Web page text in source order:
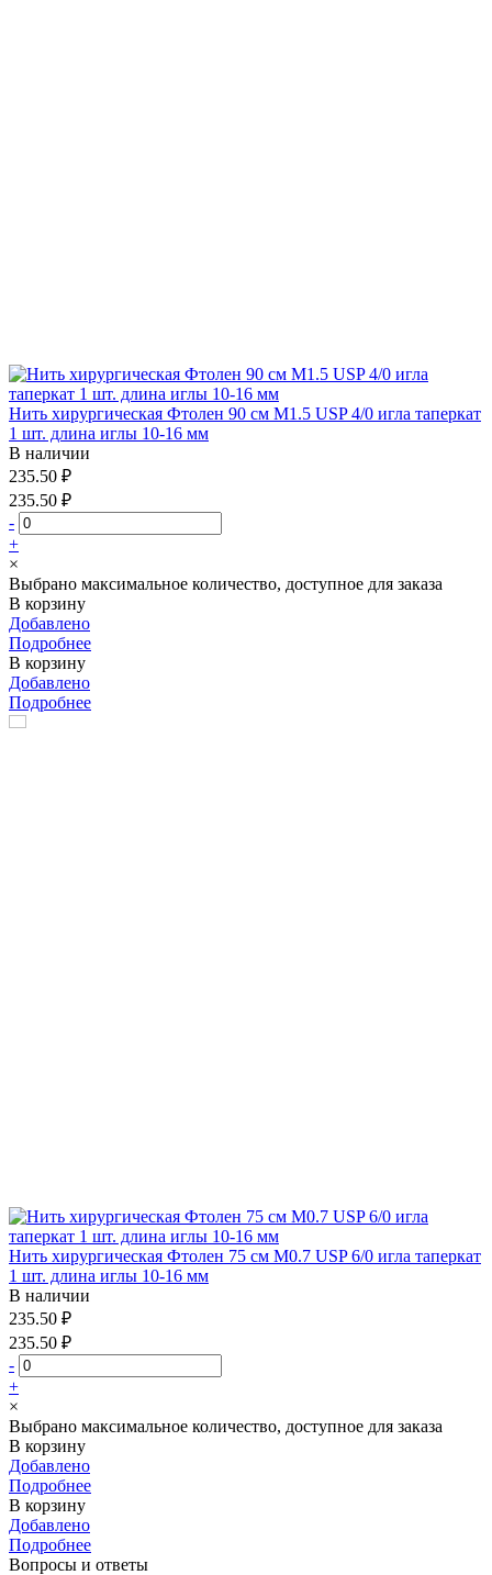
Нить хирургическая Фтолен 90 см М1.5 USP 4/0 игла таперкат
1 шт. длина иглы 10-16 мм
В наличии
235.50 ₽
235.50 ₽
-
+
×
Выбрано максимальное количество, доступное для заказа
В корзину
Добавлено
Подробнее
В корзину
Добавлено
Подробнее
Нить хирургическая Фтолен 75 см М0.7 USP 6/0 игла таперкат
1 шт. длина иглы 10-16 мм
В наличии
235.50 ₽
235.50 ₽
-
+
×
Выбрано максимальное количество, доступное для заказа
В корзину
Добавлено
Подробнее
В корзину
Добавлено
Подробнее
Вопросы и ответы